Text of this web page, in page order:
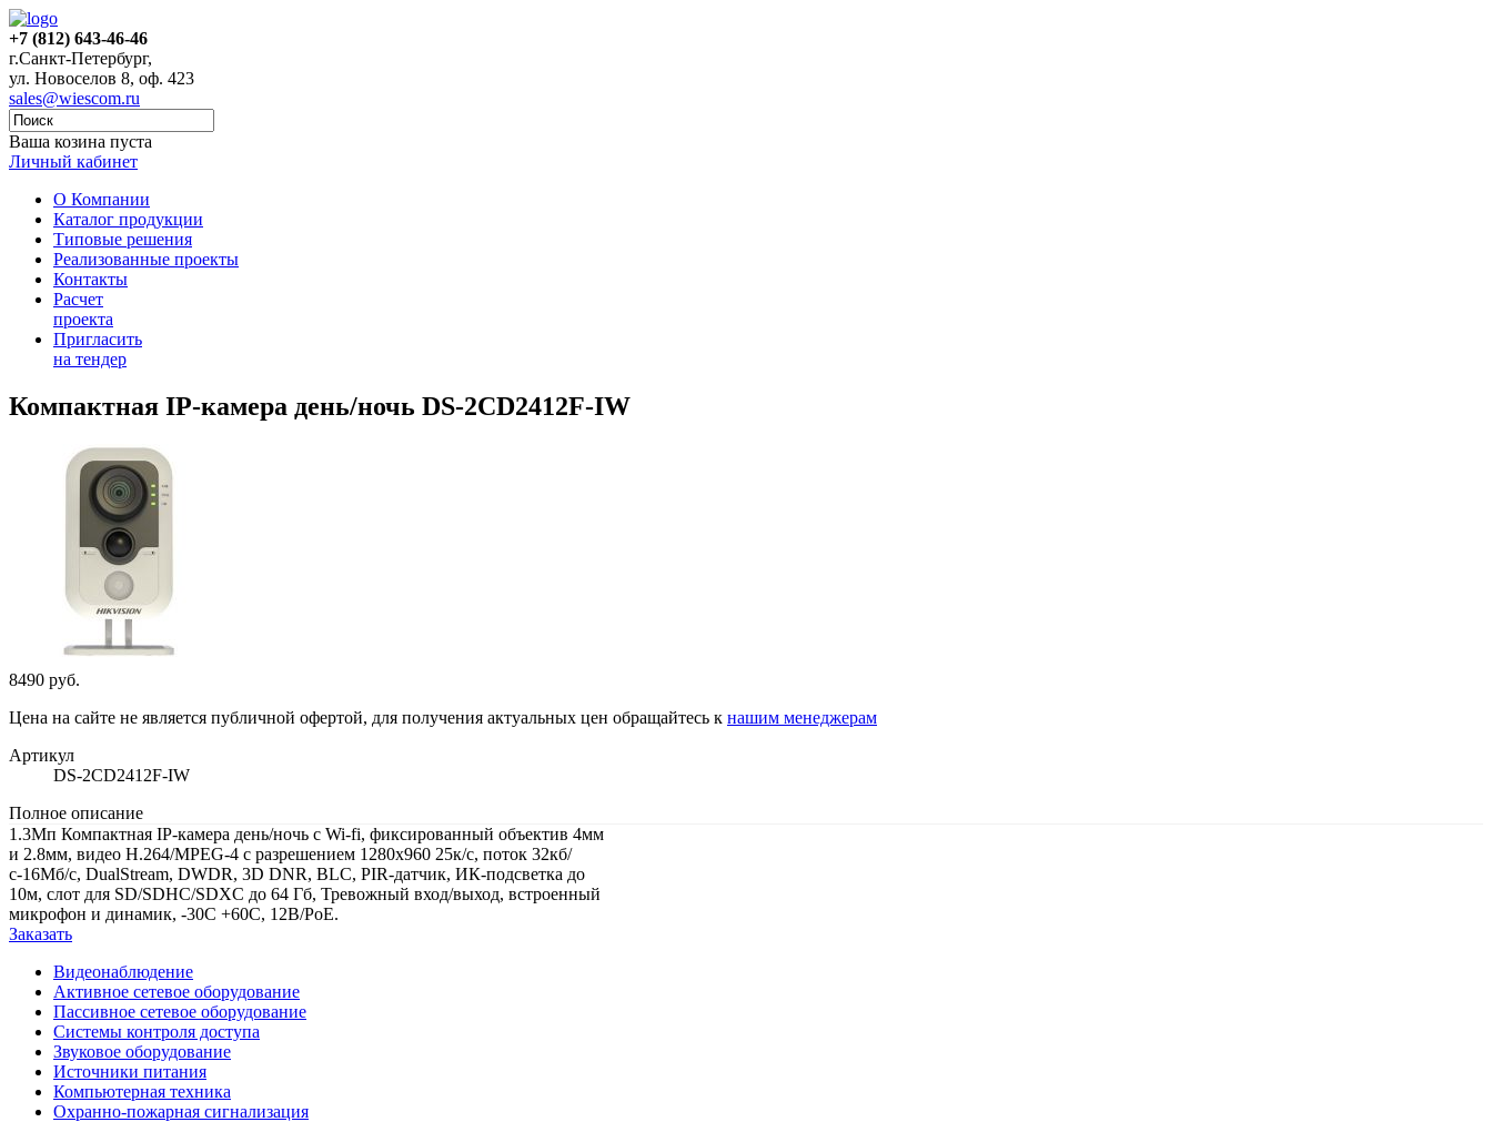
+7 (812) 643-46-46
г.Санкт-Петербург,
ул. Новоселов 8, оф. 423
sales@wiescom.ru
Ваша козина пуста
Личный кабинет
О Компании
Каталог продукции
Типовые решения
Реализованные проекты
Контакты
Расчет
проекта
Пригласить
на тендер
Компактная IP-камера день/ночь DS-2CD2412F-IW
8490 руб.
Цена на сайте не является публичной офертой, для получения актуальных цен обращайтесь к нашим менеджерам
Артикул
DS-2CD2412F-IW
Полное описание
1.3Мп Компактная IP-камера день/ночь с Wi-fi, фиксированный объектив 4мм
и 2.8мм, видео H.264/MPEG-4 с разрешением 1280х960 25к/с, поток 32кб/
с-16Мб/с, DualStream, DWDR, 3D DNR, BLC, PIR-датчик, ИК-подсветка до
10м, слот для SD/SDHC/SDXC до 64 Гб, Тревожный вход/выход, встроенный
микрофон и динамик, -30С +60С, 12В/PoE.
Заказать
Видеонаблюдение
Активное сетевое оборудование
Пассивное сетевое оборудование
Системы контроля доступа
Звуковое оборудование
Источники питания
Компьютерная техника
Охранно-пожарная сигнализация